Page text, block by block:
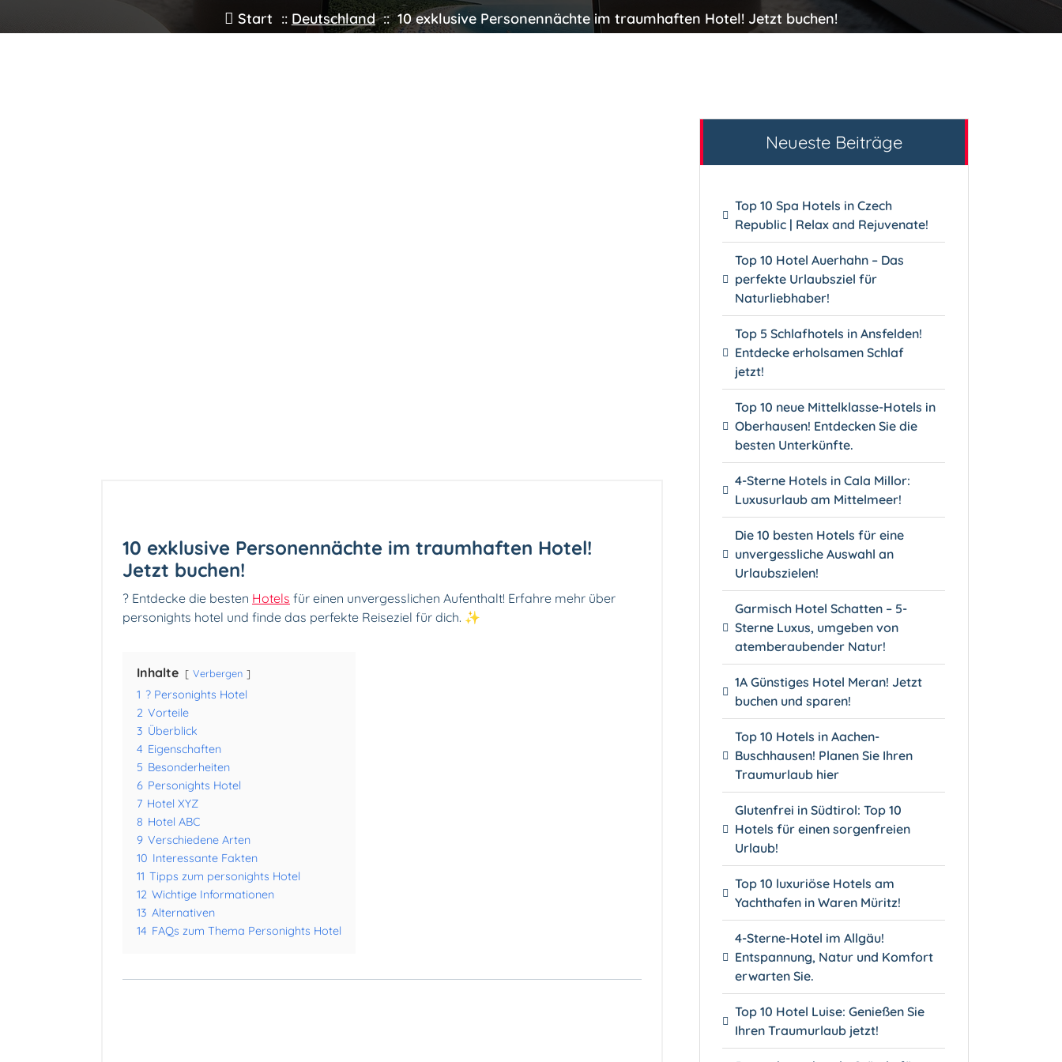
Start :: Deutschland:: 10 exklusive Personennächte im traumhaften Hotel! Jetzt buchen!
10 exklusive Personennächte im traumhaften Hotel!
Jetzt buchen!
? Entdecke die besten Hotels für einen unvergesslichen Aufenthalt! Erfahre mehr über
personights hotel und finde das perfekte Reiseziel für dich. ✨
Inhalte Verbergen
1 ? Personights Hotel
2 Vorteile
3 Überblick
4 Eigenschaften
5 Besonderheiten
6 Personights Hotel
7 Hotel XYZ
8 Hotel ABC
9 Verschiedene Arten
10 Interessante Fakten
11 Tipps zum personights Hotel
12 Wichtige Informationen
13 Alternativen
14 FAQs zum Thema Personights Hotel
Neueste Beiträge
Top 10 Spa Hotels in Czech
Republic | Relax and Rejuvenate!
Top 10 Hotel Auerhahn – Das
perfekte Urlaubsziel für
Naturliebhaber!
Top 5 Schlafhotels in Ansfelden!
Entdecke erholsamen Schlaf
jetzt!
Top 10 neue Mittelklasse-Hotels in
Oberhausen! Entdecken Sie die
besten Unterkünfte.
4-Sterne Hotels in Cala Millor:
Luxusurlaub am Mittelmeer!
Die 10 besten Hotels für eine
unvergessliche Auswahl an
Urlaubszielen!
Garmisch Hotel Schatten – 5-
Sterne Luxus, umgeben von
atemberaubender Natur!
1A Günstiges Hotel Meran! Jetzt
buchen und sparen!
Top 10 Hotels in Aachen-
Buschhausen! Planen Sie Ihren
Traumurlaub hier
Glutenfrei in Südtirol: Top 10
Hotels für einen sorgenfreien
Urlaub!
Top 10 luxuriöse Hotels am
Yachthafen in Waren Müritz!
4-Sterne-Hotel im Allgäu!
Entspannung, Natur und Komfort
erwarten Sie.
Top 10 Hotel Luise: Genießen Sie
Ihren Traumurlaub jetzt!